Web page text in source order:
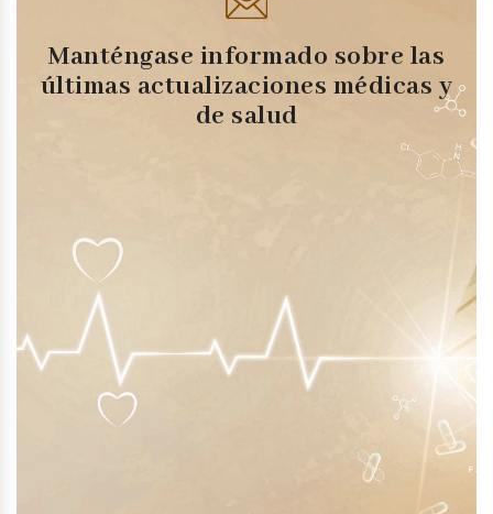
Manténgase informado sobre las
últimas actualizaciones médicas y
de salud